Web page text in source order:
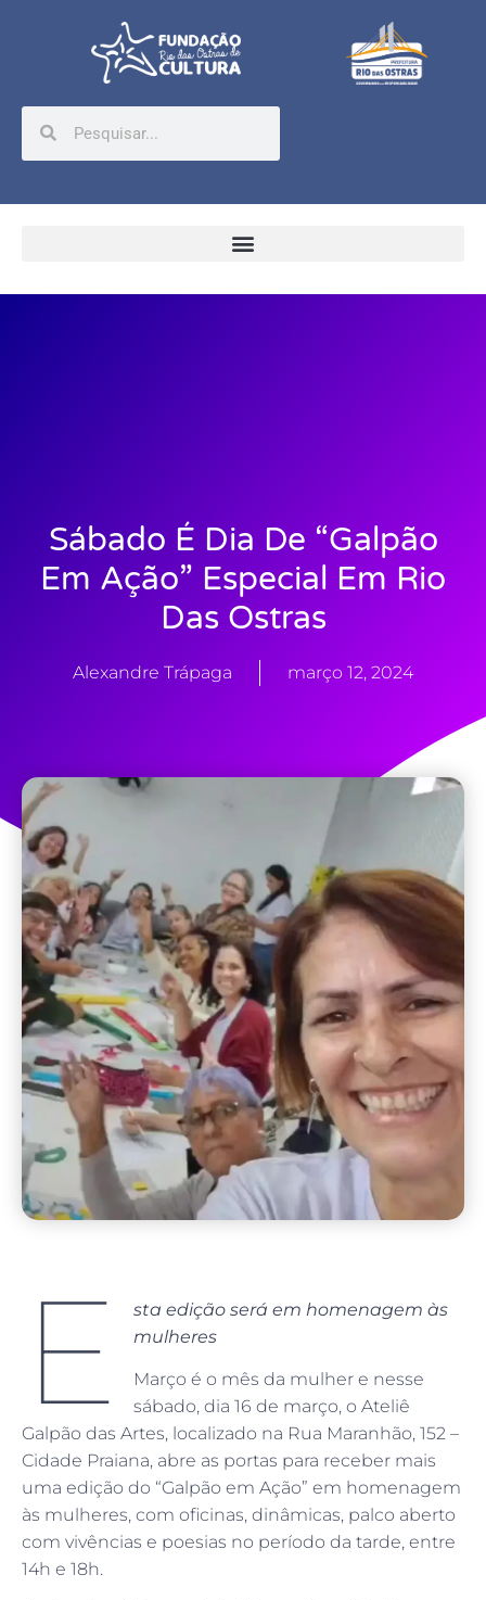
Sábado É Dia De “Galpão
Em Ação” Especial Em Rio
Das Ostras
Alexandre Trápaga março 12, 2024
E
sta edição será em homenagem às
mulheres
Março é o mês da mulher e nesse
sábado, dia 16 de março, o Ateliê
Galpão das Artes, localizado na Rua Maranhão, 152 –
Cidade Praiana, abre as portas para receber mais
uma edição do “Galpão em Ação” em homenagem
às mulheres, com oficinas, dinâmicas, palco aberto
com vivências e poesias no período da tarde, entre
14h e 18h.